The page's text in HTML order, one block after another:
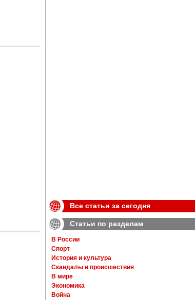
Все статьи за сегодня
Статьи по разделам
В России
Спорт
История и культура
Скандалы и происшествия
В мире
Экономика
Война